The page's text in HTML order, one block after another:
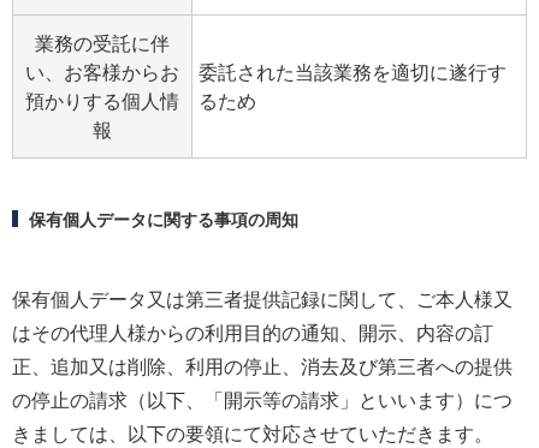
業務の受託に伴
い、お客様からお
預かりする個人情
報
委託された当該業務を適切に遂行す
るため
保有個人データに関する事項の周知
保有個人データ又は第三者提供記録に関して、ご本人様又
はその代理人様からの利用目的の通知、開示、内容の訂
正、追加又は削除、利用の停止、消去及び第三者への提供
の停止の請求（以下、「開示等の請求」といいます）につ
きましては、以下の要領にて対応させていただきます。